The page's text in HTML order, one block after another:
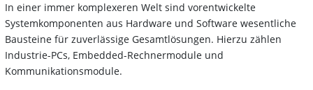
In einer immer komplexeren Welt sind vorentwickelte
Systemkomponenten aus Hardware und Software wesentliche
Bausteine für zuverlässige Gesamtlösungen. Hierzu zählen
Industrie-PCs, Embedded-Rechnermodule und
Kommunikationsmodule.